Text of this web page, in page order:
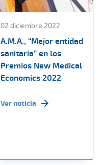
02 diciembre 2022
A.M.A., “Mejor entidad
sanitaria” en los
Premios New Medical
Economics 2022
Ver noticia